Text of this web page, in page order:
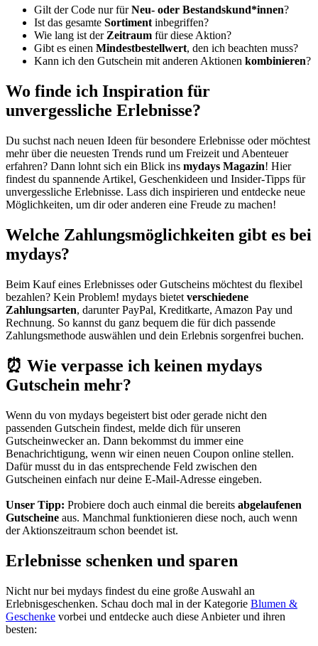
Gilt der Code nur fürNeu- oder Bestandskund*innen?
Ist das gesamte Sortimentinbegriffen?
Wie lang ist derZeitraum für diese Aktion?
Gibt es einen Mindestbestellwert, den ich beachten muss?
Kann ich den Gutschein mit anderen Aktionen kombinieren?
Wo finde ich Inspiration für
unvergessliche Erlebnisse?
Du suchst nach neuen Ideen für besondere Erlebnisse oder möchtest
mehr über die neuesten Trends rund um Freizeit und Abenteuer
erfahren? Dann lohnt sich ein Blick ins mydays Magazin! Hier
findest du spannende Artikel, Geschenkideen und Insider-Tipps für
unvergessliche Erlebnisse. Lass dich inspirieren und entdecke neue
Möglichkeiten, um dir oder anderen eine Freude zu machen!
Welche Zahlungsmöglichkeiten gibt es bei
mydays?
Beim Kauf eines Erlebnisses oder Gutscheins möchtest du flexibel
bezahlen? Kein Problem! mydays bietet verschiedene
Zahlungsarten, darunter PayPal, Kreditkarte, Amazon Pay und
Rechnung. So kannst du ganz bequem die für dich passende
Zahlungsmethode auswählen und dein Erlebnis sorgenfrei buchen.
⏰ Wie verpasse ich keinen mydays
Gutschein mehr?
Wenn du von mydays begeistert bist oder gerade nicht den
passenden Gutschein findest, melde dich für unseren
Gutscheinweckeran. Dann bekommst du immer eine
Benachrichtigung, wenn wir einen neuen Coupon online stellen.
Dafür musst du in das entsprechende Feld zwischen den
Gutscheinen einfach nur deine E-Mail-Adresse eingeben.
Unser Tipp: Probiere doch auch einmal die bereits abgelaufenen
Gutscheine aus. Manchmal funktionieren diese noch, auch wenn
der Aktionszeitraum schon beendet ist.
Erlebnisse schenken und sparen
Nicht nur bei mydays findest du eine große Auswahl an
Erlebnisgeschenken. Schau doch mal in der Kategorie Blumen &
Geschenke vorbei und entdecke auch diese Anbieter und ihren
besten: